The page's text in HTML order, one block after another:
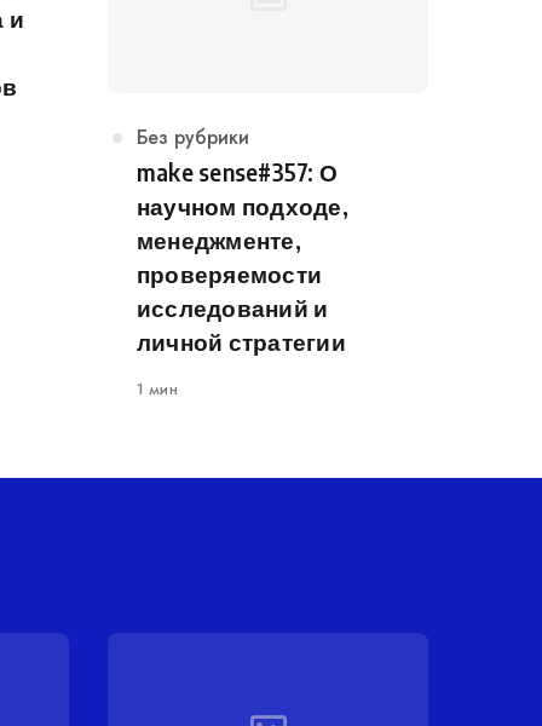
и
Категория
Без рубрики
make sense#357: О
научном подходе,
менеджменте,
проверяемости
исследований и
личной стратегии
1 мин